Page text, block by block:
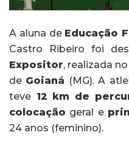
A aluna de Educação
Castro Ribeiro
foi
Expositor, realizada
de Goianá (MG). A
teve 12 km de
colocação geral e
24 anos (feminino).